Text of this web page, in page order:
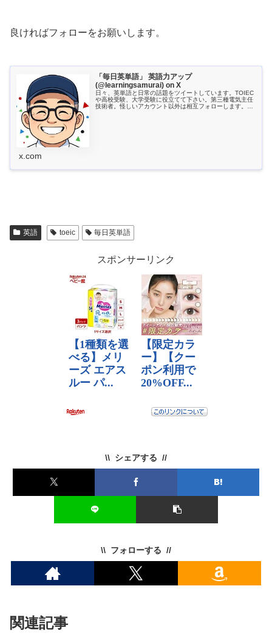
良ければフォローをお願いします。
「毎日英単語」 英語力アップ
(@learningsamurai) on X
日々、英単語と日常の話題をツイートしています。TOIEC
や高校受験、大学受験に役立てて下さい。第三種電気主任
技術者。怪しいアカウント以外は相互フォローします。現
x.com
英語 toeic 毎日英単語
スポンサーリンク
シェアする
フォローする
関連記事